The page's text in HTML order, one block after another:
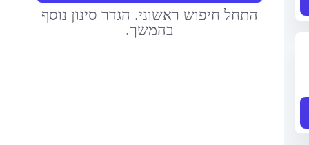
התחל חיפוש ראשוני. הגדר סינון נוסף
בהמשך.